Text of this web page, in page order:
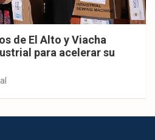
de El Alto y Viacha
para acelerar su